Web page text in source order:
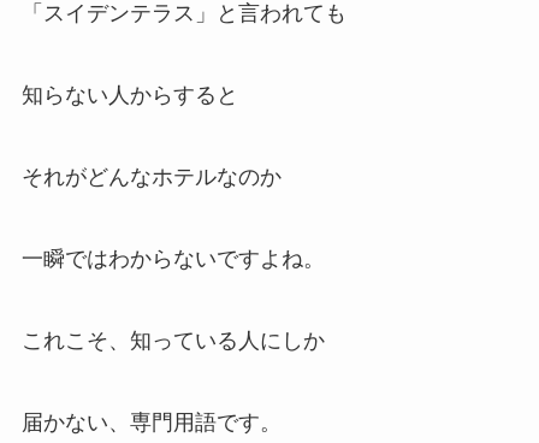
「スイデンテラス」と言われても
知らない人からすると
それがどんなホテルなのか
一瞬ではわからないですよね。
これこそ、知っている人にしか
届かない、専門用語です。